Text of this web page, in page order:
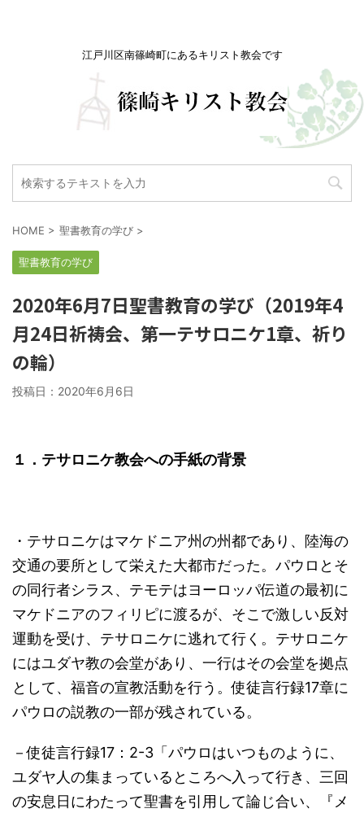
江戸川区南篠崎町にあるキリスト教会です
HOME > 聖書教育の学び >
聖書教育の学び
2020年6月7日聖書教育の学び（2019年4
月24日祈祷会、第一テサロニケ1章、祈り
の輪）
投稿日： 2020年6月6日
１．テサロニケ教会への手紙の背景
・テサロニケはマケドニア州の州都であり、陸海の
交通の要所として栄えた大都市だった。パウロとそ
の同行者シラス、テモテはヨーロッパ伝道の最初に
マケドニアのフィリピに渡るが、そこで激しい反対
運動を受け、テサロニケに逃れて行く。テサロニケ
にはユダヤ教の会堂があり、一行はその会堂を拠点
として、福音の宣教活動を行う。使徒言行録17章に
パウロの説教の一部が残されている。
－使徒言行録17：2-3「パウロはいつものように、
ユダヤ人の集まっているところへ入って行き、三回
の安息日にわたって聖書を引用して論じ合い、『メ